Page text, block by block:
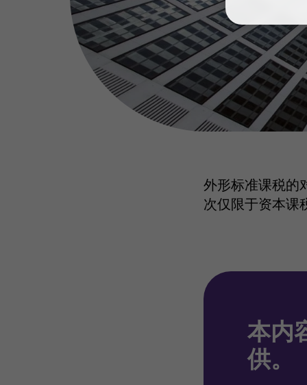
外形标准课税的
次仅限于资本课
本内
供。